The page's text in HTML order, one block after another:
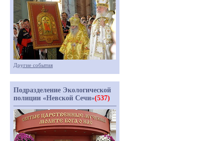
Другие события
Подразделение Экологической
полиции «Невской Сечи»(537)